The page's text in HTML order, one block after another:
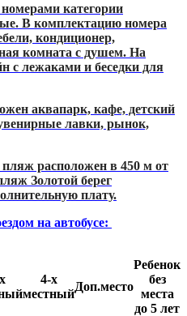
категории
В комплектацию номера
кондиционер,
комната с душем. На
с лежаками и беседки для
аквапарк, кафе, детский
лавки, рынок,
расположен в 450 м от
Золотой берег
плату.
на автобусе:
4-х
местный
Доп.место
Ребенок
без
места
до 5 лет